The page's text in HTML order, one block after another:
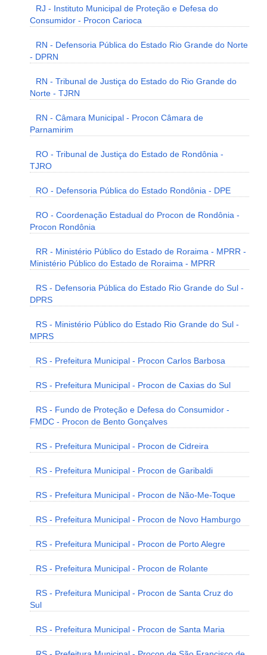
RJ - Instituto Municipal de Proteção e Defesa do
Consumidor - Procon Carioca
RN - Defensoria Pública do Estado Rio Grande do Norte
- DPRN
RN - Tribunal de Justiça do Estado do Rio Grande do
Norte - TJRN
RN - Câmara Municipal - Procon Câmara de
Parnamirim
RO - Tribunal de Justiça do Estado de Rondônia -
TJRO
RO - Defensoria Pública do Estado Rondônia - DPE
RO - Coordenação Estadual do Procon de Rondônia -
Procon Rondônia
RR - Ministério Público do Estado de Roraima - MPRR -
Ministério Público do Estado de Roraima - MPRR
RS - Defensoria Pública do Estado Rio Grande do Sul -
DPRS
RS - Ministério Público do Estado Rio Grande do Sul -
MPRS
RS - Prefeitura Municipal - Procon Carlos Barbosa
RS - Prefeitura Municipal - Procon de Caxias do Sul
RS - Fundo de Proteção e Defesa do Consumidor -
FMDC - Procon de Bento Gonçalves
RS - Prefeitura Municipal - Procon de Cidreira
RS - Prefeitura Municipal - Procon de Garibaldi
RS - Prefeitura Municipal - Procon de Não-Me-Toque
RS - Prefeitura Municipal - Procon de Novo Hamburgo
RS - Prefeitura Municipal - Procon de Porto Alegre
RS - Prefeitura Municipal - Procon de Rolante
RS - Prefeitura Municipal - Procon de Santa Cruz do
Sul
RS - Prefeitura Municipal - Procon de Santa Maria